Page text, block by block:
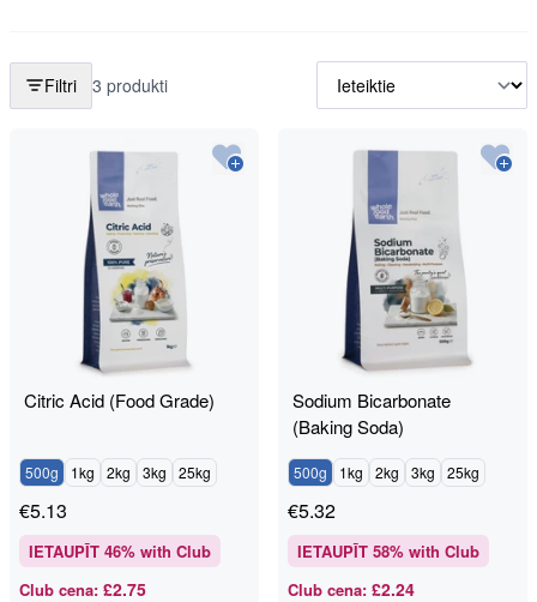
Filtri 3 produkti
Sodium Bicarbonate
(Baking Soda)
500g 1kg 2kg 3kg 25kg
€5.32
IETAUPĪT 58% with Club
Club cena: £2.24
Citric Acid (Food Grade)
500g 1kg 2kg 3kg 25kg
€5.13
IETAUPĪT 46% with Club
Club cena: £2.75